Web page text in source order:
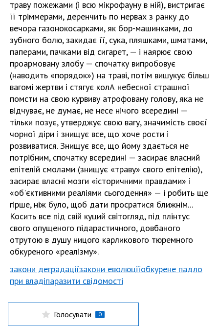
траву пожежами (і всю мікрофауну в ній), вистригає
її тріммерами, деренчить по нервах з ранку до
вечора газонокосарками, як бор-машинками, до
зубного болю, закидає її, сука, пляшками, шматами,
паперами, пачками від сигарет, — і наярює свою
проармовану злобу — спочатку випробовує
(наводить «порядок») на траві, потім вишукує більш
вагомі жертви і стягує колА небесної страшної
помсти на свою курвиву атрофовану голову, яка не
відчуває, не думає, не несе нічого всередині —
тільки позує, утверджує свою вагу, значимість своєї
чорної діри і знищує все, що хоче рости і
розвиватися. Знищує все, що йому здається не
потрібним, спочатку всередині — засирає власний
епітелій смолами (знищує «траву» свого епітелію),
засирає власні мозги «історичними правдами» і
«об'єктивними реаліями сьогодення» — і робить ще
гірше, ніж було, щоб дати просратися ближнім...
Косить все під свій куций світогляд, під плінтус
свого опущеного підарастичного, довбаного
отрутою в душу ницого карликового тюремного
обкуреного «реалізму».
закони деградаціїзакони еволюціїобкурене падло
при владіпаразити свідомості
Голосувати 0